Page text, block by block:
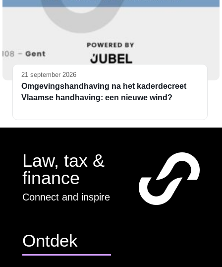
21 september 2026
Omgevingshandhaving na het kaderdecreet
Vlaamse handhaving: een nieuwe wind?
Law, tax &
finance
Connect and inspire
Ontdek